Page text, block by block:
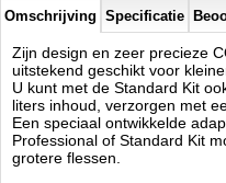
Aquatic Nature
Manufactured by:Aquatic Nature
Model:AN-02751
Product ID:
3.7295 149.96 149.96 Available
Pre-OrderNew
Omschrijving Specificatie
Zijn design en zeer precieze
uitstekend geschikt voor
U kunt met de Standard Kit
liters inhoud, verzorgen met
Een speciaal ontwikkelde
Professional of Standard Kit
grotere flessen.